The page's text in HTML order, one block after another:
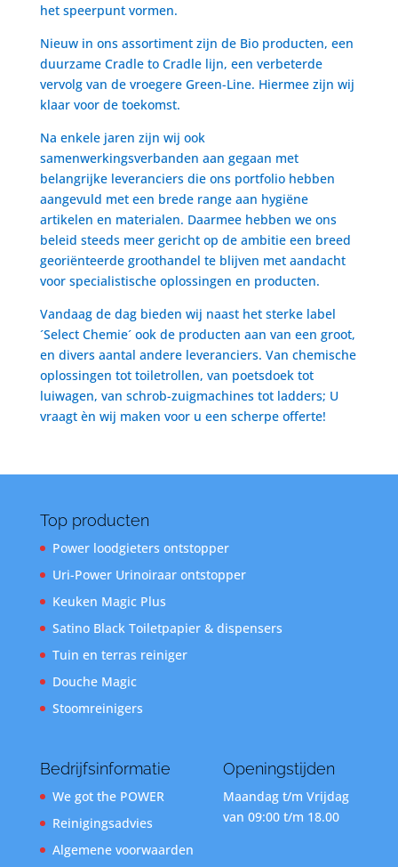
het speerpunt vormen.
Nieuw in ons assortiment zijn de Bio producten, een
duurzame Cradle to Cradle lijn, een verbeterde
vervolg van de vroegere Green-Line. Hiermee zijn wij
klaar voor de toekomst.
Na enkele jaren zijn wij ook
samenwerkingsverbanden aan gegaan met
belangrijke leveranciers die ons portfolio hebben
aangevuld met een brede range aan hygiëne
artikelen en materialen. Daarmee hebben we ons
beleid steeds meer gericht op de ambitie een breed
georiënteerde groothandel te blijven met aandacht
voor specialistische oplossingen en producten.
Vandaag de dag bieden wij naast het sterke label
´Select Chemie´ ook de producten aan van een groot,
en divers aantal andere leveranciers. Van chemische
oplossingen tot toiletrollen, van poetsdoek tot
luiwagen, van schrob-zuigmachines tot ladders; U
vraagt èn wij maken voor u een scherpe offerte!
Top producten
Power loodgieters ontstopper
Uri-Power Urinoiraar ontstopper
Keuken Magic Plus
Satino Black Toiletpapier & dispensers
Tuin en terras reiniger
Douche Magic
Stoomreinigers
Bedrijfsinformatie
We got the POWER
Reinigingsadvies
Algemene voorwaarden
Openingstijden
Maandag t/m Vrijdag
van 09:00 t/m 18.00